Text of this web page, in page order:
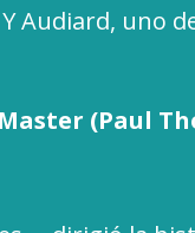
Audiard, uno
(Paul